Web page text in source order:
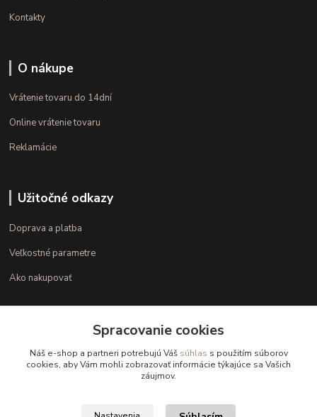
Kontakty
O nákupe
Vrátenie tovaru do 14dní
Online vrátenie tovaru
Reklamácie
Užitočné odkazy
Doprava a platba
Veľkostné parametre
Ako nakupovať
+421 948 126 423
Spracovanie cookies
Náš e-shop a partneri potrebujú Váš súhlas s použitím súborov
cookies, aby Vám mohli zobrazovať informácie týkajúce sa Vašich
záujmov.